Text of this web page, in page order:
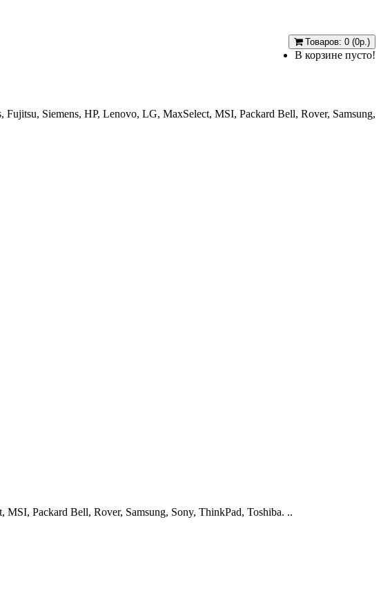
Товаров: 0 (0р.)
В корзине пусто!
Siemens, HP, Lenovo, LG, MaxSelect, MSI, Packard Bell, Rover, Samsung,
Packard Bell, Rover, Samsung, Sony, ThinkPad, Toshiba. ..